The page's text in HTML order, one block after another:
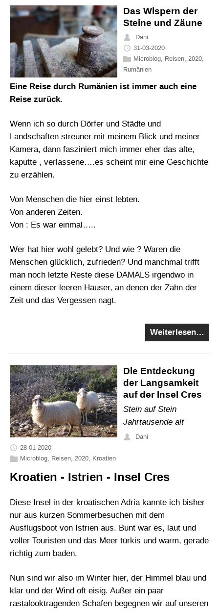
Das Wispern der
Steine und Zäune
Dani
31-03-2020
Microblog, Reisen, 2020,
Rumänien
Eine Reise durch Rumänien ist immer auch eine
Reise zurück.
Wenn ich so durch Dörfer und Städte und
Landschaften streuner mit meinem Blick und meiner
Kamera, dann fasziniert mich immer eher das alte,
kaputte , verlassene….es scheint mir eine Geschichte
zu erzählen.
Von Menschen die hier einst lebten.
Von anderen Zeiten.
Von : Es war einmal…..
Wer hat hier wohl gelebt? Und wie ? Waren die
Menschen glücklich, zufrieden? Und manchmal trifft
man noch letzte Reste diese DAMALS irgendwo in
einem dieser leeren Häuser, an denen der Zahn der
Zeit und das Vergessen nagt.
Weiterlesen…
Die Entdeckung
der Langsamkeit
auf der Insel Cres
Stein auf Stein
Jahrtausende alt
Dani
28-01-2020
Microblog, Reisen, 2020, Kroatien
Kroatien - Istrien - Insel Cres
Diese Insel in der kroatischen Adria kannte ich bisher
nur aus kurzen Sommerbesuchen mit dem
Ausflugsboot von Istrien aus. Bunt war es, laut und
voller Touristen und das Meer türkis und warm, gerade
richtig zum baden.
Nun sind wir also im Winter hier, der Himmel blau und
klar und der Wind oft eisig. Außer ein paar
rastalooktragenden Schafen begegnen wir auf unseren